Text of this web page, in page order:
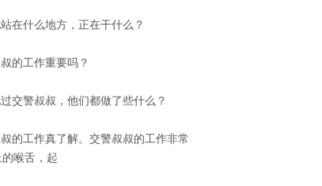
在什么地方，正在干什么？
的工作重要吗？
交警叔叔，他们都做了些什么？
的工作真了解。交警叔叔的工作非常
喉舌，起